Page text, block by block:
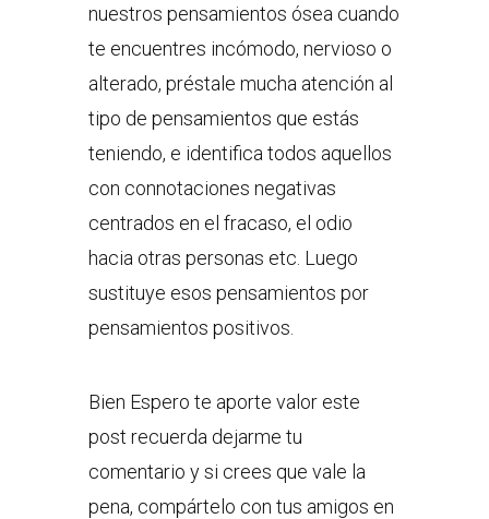
nuestros pensamientos ósea cuando
te encuentres incómodo, nervioso o
alterado, préstale mucha atención al
tipo de pensamientos que estás
teniendo, e identifica todos aquellos
con connotaciones negativas
centrados en el fracaso, el odio
hacia otras personas etc. Luego
sustituye esos pensamientos por
pensamientos positivos.
Bien Espero te aporte valor este
post recuerda dejarme tu
comentario y si crees que vale la
pena, compártelo con tus amigos en